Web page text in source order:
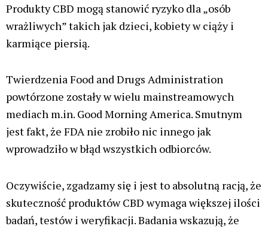
Produkty CBD mogą stanowić ryzyko dla „osób
wrażliwych” takich jak dzieci, kobiety w ciąży i
karmiące piersią.
Twierdzenia Food and Drugs Administration
powtórzone zostały w wielu mainstreamowych
mediach m.in. Good Morning America. Smutnym
jest fakt, że FDA nie zrobiło nic innego jak
wprowadziło w błąd wszystkich odbiorców.
Oczywiście, zgadzamy się i jest to absolutną racją, że
skuteczność produktów CBD wymaga większej ilości
badań, testów i weryfikacji. Badania wskazują, że